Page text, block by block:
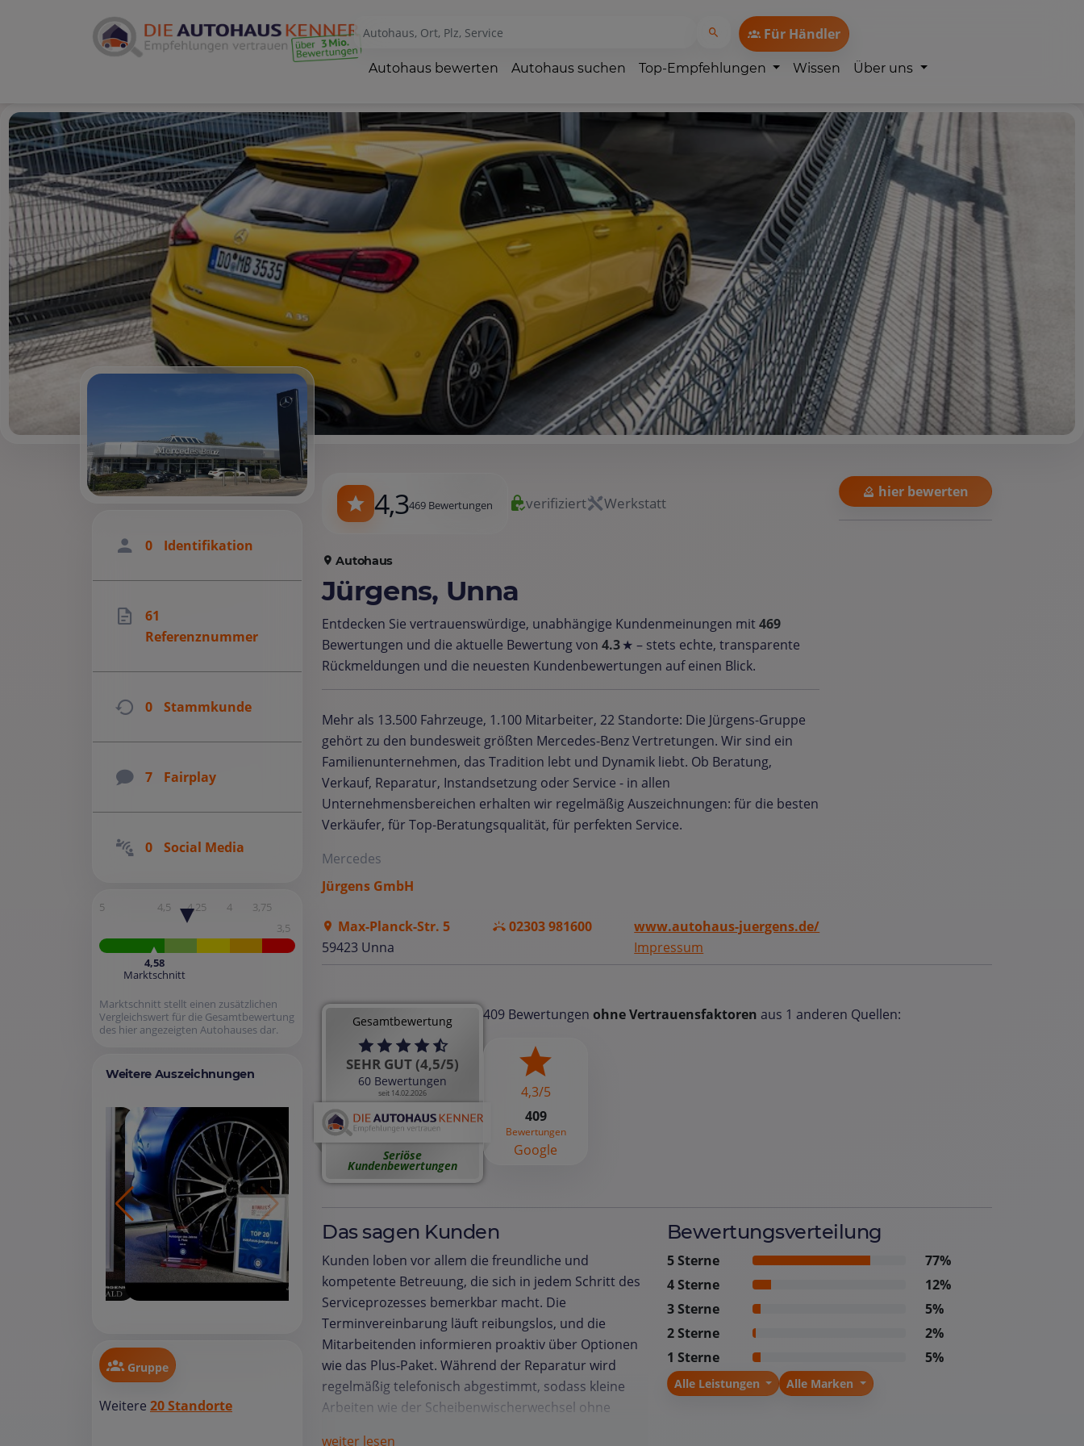
Für Händler
Autohaus bewerten Autohaus suchen Top-Empfehlungen Wissen Über uns
4,3469 Bewertungen verifiziert Werkstatt
Autohaus
Jürgens, Unna
Entdecken Sie vertrauenswürdige, unabhängige Kundenmeinungen mit469
Bewertungen und die aktuelle Bewertung von 4.3★ – stets echte, transparente
Rückmeldungen und die neuesten Kundenbewertungen auf einen Blick.
Mehr als 13.500 Fahrzeuge, 1.100 Mitarbeiter, 22 Standorte: Die Jürgens-Gruppe
gehört zu den bundesweit größten Mercedes-Benz Vertretungen. Wir sind ein
Familienunternehmen, das Tradition lebt und Dynamik liebt. Ob Beratung,
Verkauf, Reparatur, Instandsetzung oder Service - in allen
Unternehmensbereichen erhalten wir regelmäßig Auszeichnungen: für die besten
Verkäufer, für Top-Beratungsqualität, für perfekten Service.
Mercedes
Jürgens GmbH
Max-Planck-Str. 5
59423 Unna
02303 981600
www.autohaus-juergens.de/
Impressum
hier bewerten
Gesamtbewertung
SEHR GUT (4,5/5)
60 Bewertungen
seit 14.02.2026
Seriöse
Kundenbewertungen
409 Bewertungen ohne Vertrauensfaktoren aus 1 anderen Quellen:
4,3/5
409
Bewertungen
Google
Das sagen Kunden
Kunden loben vor allem die freundliche und
kompetente Betreuung, die sich in jedem Schritt des
Serviceprozesses bemerkbar macht. Die
Terminvereinbarung läuft reibungslos, und die
Mitarbeitenden informieren proaktiv über Optionen
wie das Plus‑Paket. Während der Reparatur wird
regelmäßig telefonisch abgestimmt, sodass kleine
Arbeiten wie der Scheibenwischerwechsel ohne
weiter lesen
Bewertungsverteilung
5 Sterne
77%
4 Sterne
12%
3 Sterne
5%
2 Sterne
2%
1 Sterne
5%
Alle Leistungen Alle Marken
0 Identifikation
61
Referenznummer
0 Stammkunde
7 Fairplay
0 Social Media
5 4,5 4,25 4
3,75
3,5
4,58
Marktschnitt
Marktschnitt stellt einen zusätzlichen
Vergleichswert für die Gesamtbewertung
des hier angezeigten Autohauses dar.
Weitere Auszeichnungen
Gruppe
Weitere 20 Standorte